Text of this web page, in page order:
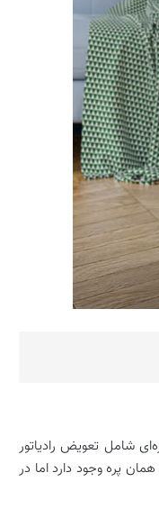
شامل تعویض رادیاتور
پره وجود دارد اما در